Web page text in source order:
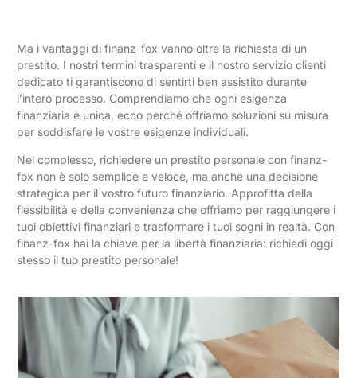
Ma i vantaggi di finanz-fox vanno oltre la richiesta di un
prestito. I nostri termini trasparenti e il nostro servizio clienti
dedicato ti garantiscono di sentirti ben assistito durante
l’intero processo. Comprendiamo che ogni esigenza
finanziaria è unica, ecco perché offriamo soluzioni su misura
per soddisfare le vostre esigenze individuali.
Nel complesso, richiedere un prestito personale con finanz-
fox non è solo semplice e veloce, ma anche una decisione
strategica per il vostro futuro finanziario. Approfitta della
flessibilità e della convenienza che offriamo per raggiungere i
tuoi obiettivi finanziari e trasformare i tuoi sogni in realtà. Con
finanz-fox hai la chiave per la libertà finanziaria: richiedi oggi
stesso il tuo prestito personale!